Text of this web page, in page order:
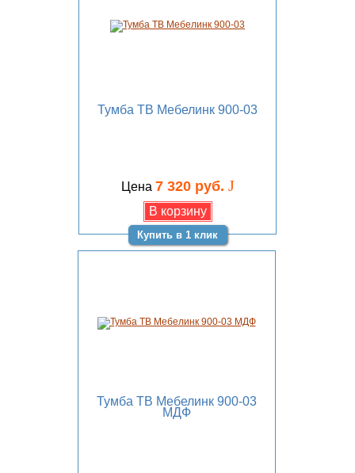
Тумба ТВ Мебелинк 900-03
Цена 7 320 руб. J
Купить в 1 клик
Тумба ТВ Мебелинк 900-03
МДФ